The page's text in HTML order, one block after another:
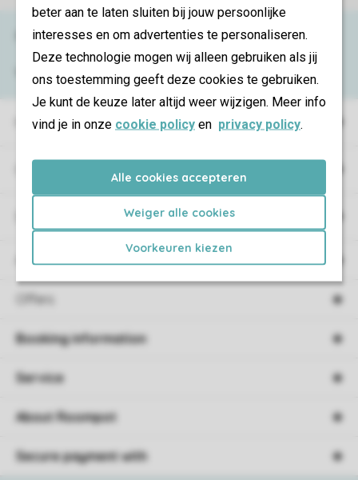
beter aan te laten sluiten bij jouw persoonlijke
interesses en om advertenties te personaliseren.
Deze technologie mogen wij alleen gebruiken als jij
ons toestemming geeft deze cookies te gebruiken.
Je kunt de keuze later altijd weer wijzigen. Meer info
vind je in onze cookie policy en privacy policy.
Alle cookies accepteren
Weiger alle cookies
Voorkeuren kiezen
Holiday parks
Special accommodations
Accommodations
Offers
Need help?
View the FAQor contact theContact Center
Booking information
Service
About Roompot
Secure payment with